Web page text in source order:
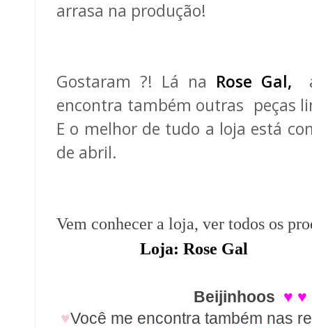
arrasa na produção!
Gostaram ?! Lá na Rose Gal,
encontra também outras peças
E o melhor de tudo a loja está
de abril.
Vem conhecer a loja, ver todos os
Loja: Rose Gal
Beijinhoos ♥
♥Você me encontra também nas